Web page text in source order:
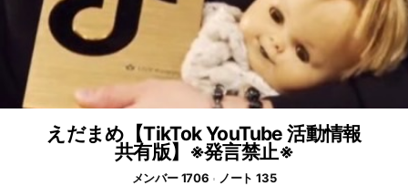
えだまめ【TikTok YouTube 活動情報
共有版】※発言禁止※
メンバー 1706
ノート 135